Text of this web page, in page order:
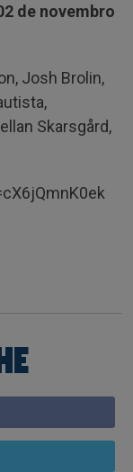
de novembro
Josh Brolin,
Skarsgård,